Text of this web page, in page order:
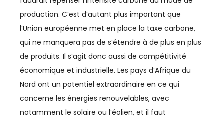
ENVIRONNEMENT
FERROVIAIRE
FINANCE / ASSURANCE
FOOTBALL
IA
production. C’est d’autant plus important que
l’Union européenne met en place la taxe carbone,
qui ne manquera pas de s’étendre à de plus en plus
de produits. Il s’agit donc aussi de compétitivité
économique et industrielle. Les pays d’Afrique du
Nord ont un potentiel extraordinaire en ce qui
concerne les énergies renouvelables, avec
notamment le solaire ou l’éolien, et il faut